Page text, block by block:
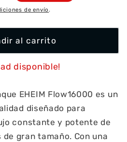
de envío .
al carrito
disponible!
EHEIM Flow16000 es un
diseñado para
constante y potente de
gran tamaño. Con una